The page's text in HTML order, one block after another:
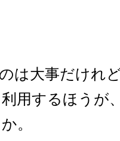
は大事だけれ
用するほうが
。